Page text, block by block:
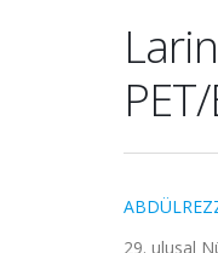
29. ulusal